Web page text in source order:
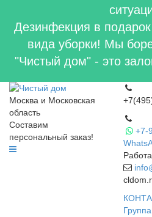
Дезинфекция в
вида уборки! Мы
"Чистый дом" - это
Москва и Московская
область
Составим
персональный заказ!
+7-